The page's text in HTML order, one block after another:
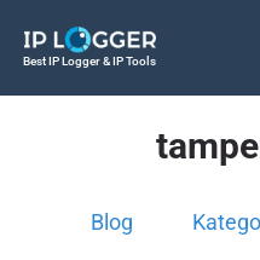
Best IP Logger & IP Tools
Blog